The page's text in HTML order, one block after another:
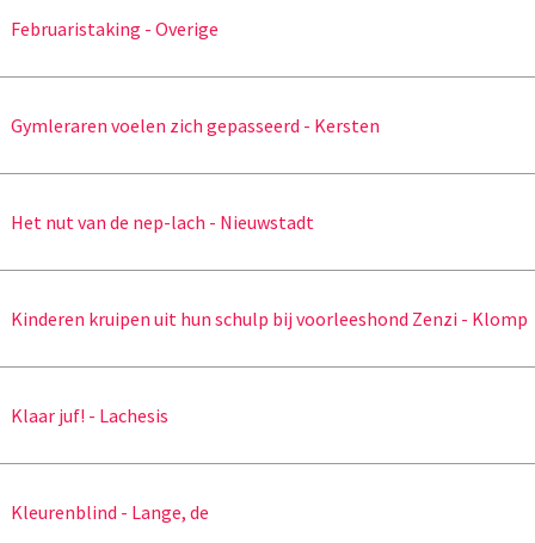
Februaristaking - Overige
Gymleraren voelen zich gepasseerd - Kersten
Het nut van de nep-lach - Nieuwstadt
Kinderen kruipen uit hun schulp bij voorleeshond Zenzi - Klomp
Klaar juf! - Lachesis
Kleurenblind - Lange, de